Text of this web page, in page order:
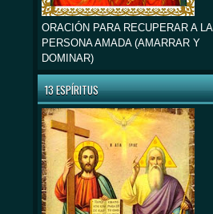
ORACIÓN PARA RECUPERAR A LA
PERSONA AMADA (AMARRAR Y
DOMINAR)
13 ESPÍRITUS